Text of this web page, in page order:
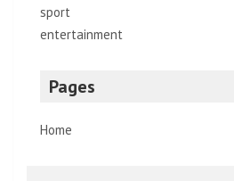
sport
entertainment
Pages
Home